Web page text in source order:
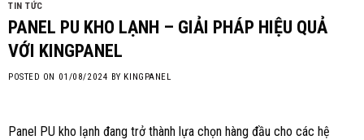
TIN TỨC
PANEL PU KHO LẠNH – GIẢI PHÁP HIỆU QUẢ
VỚI KINGPANEL
POSTED ON 01/08/2024 BY KINGPANEL
Panel PU kho lạnh đang trở thành lựa chọn hàng đầu cho các hệ